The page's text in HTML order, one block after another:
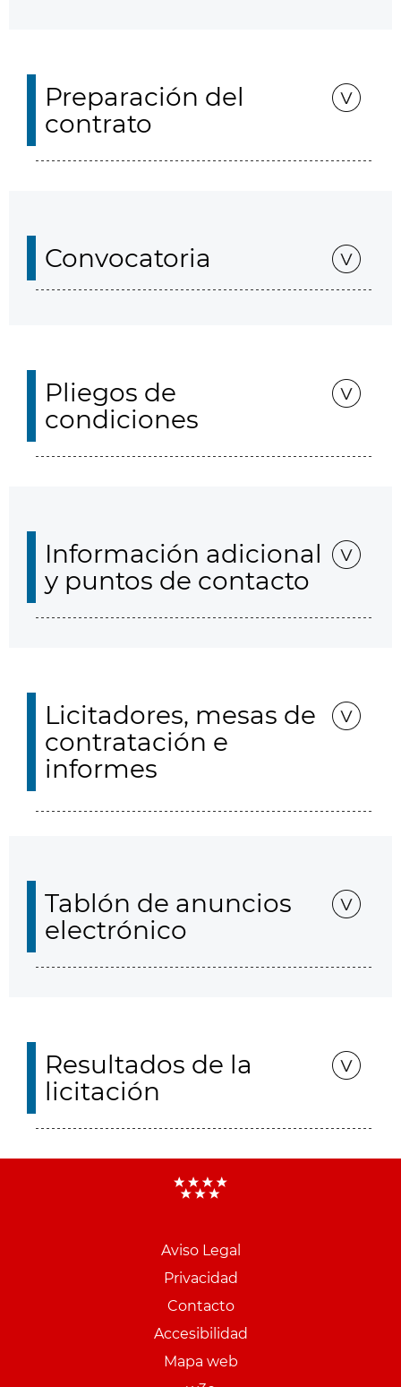
Preparación del
contrato
Convocatoria
Pliegos de
condiciones
Información adicional
y puntos de contacto
Licitadores, mesas de
contratación e
informes
Tablón de anuncios
electrónico
Resultados de la
licitación
Aviso Legal
Privacidad
Contacto
Accesibilidad
Mapa web